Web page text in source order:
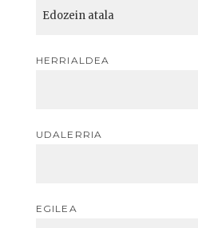
HERRIALDEA
UDALERRIA
EGILEA